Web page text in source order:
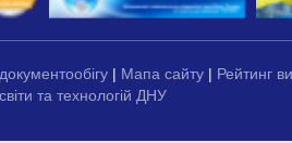
| Мапа сайту | Рейтинг
та технологій ДНУ